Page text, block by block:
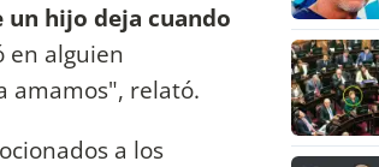
un hijo deja cuando
en alguien
amamos", relató.
a los